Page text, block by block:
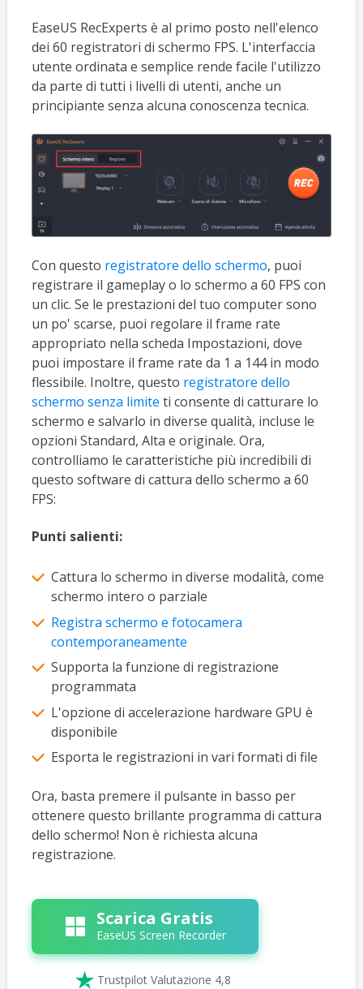
EaseUS RecExperts è al primo posto nell'elenco
dei 60 registratori di schermo FPS. L'interfaccia
utente ordinata e semplice rende facile l'utilizzo
da parte di tutti i livelli di utenti, anche un
principiante senza alcuna conoscenza tecnica.
Con questo registratore dello schermo, puoi
registrare il gameplay o lo schermo a 60 FPS con
un clic. Se le prestazioni del tuo computer sono
un po' scarse, puoi regolare il frame rate
appropriato nella scheda Impostazioni, dove
puoi impostare il frame rate da 1 a 144 in modo
flessibile. Inoltre, questo registratore dello
schermo senza limite ti consente di catturare lo
schermo e salvarlo in diverse qualità, incluse le
opzioni Standard, Alta e originale. Ora,
controlliamo le caratteristiche più incredibili di
questo software di cattura dello schermo a 60
FPS:
Punti salienti:
Cattura lo schermo in diverse modalità, come
schermo intero o parziale
Registra schermo e fotocamera
contemporaneamente
Supporta la funzione di registrazione
programmata
L'opzione di accelerazione hardware GPU è
disponibile
Esporta le registrazioni in vari formati di file
Ora, basta premere il pulsante in basso per
ottenere questo brillante programma di cattura
dello schermo! Non è richiesta alcuna
registrazione.
Scarica Gratis
EaseUS Screen Recorder
 Trustpilot Valutazione 4,8